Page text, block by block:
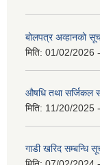
बोलपत्र अव्हानको
मिति: 01/02/2026
औषधि तथा सर्जिकल
मिति: 11/20/2025
गाडी खरिद सम्बन्धि